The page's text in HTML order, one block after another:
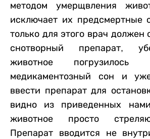
методом умерщвления
исключает их предсмертные
только для этого врач должен
снотворный препарат,
животное погрузилось
медикаментозный сон и
ввести препарат для
видно из приведенных
животное просто
Препарат вводится не